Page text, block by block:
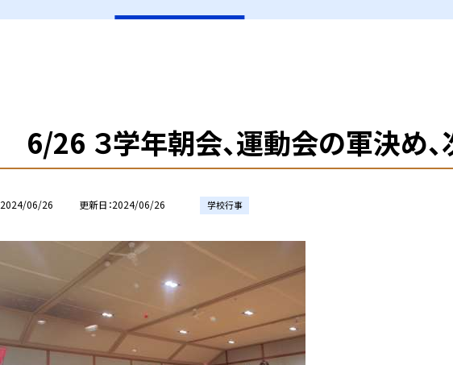
6/26 ３学年朝会、運動会の軍決め、
2024/06/26 更新日 2024/06/26 学校行事